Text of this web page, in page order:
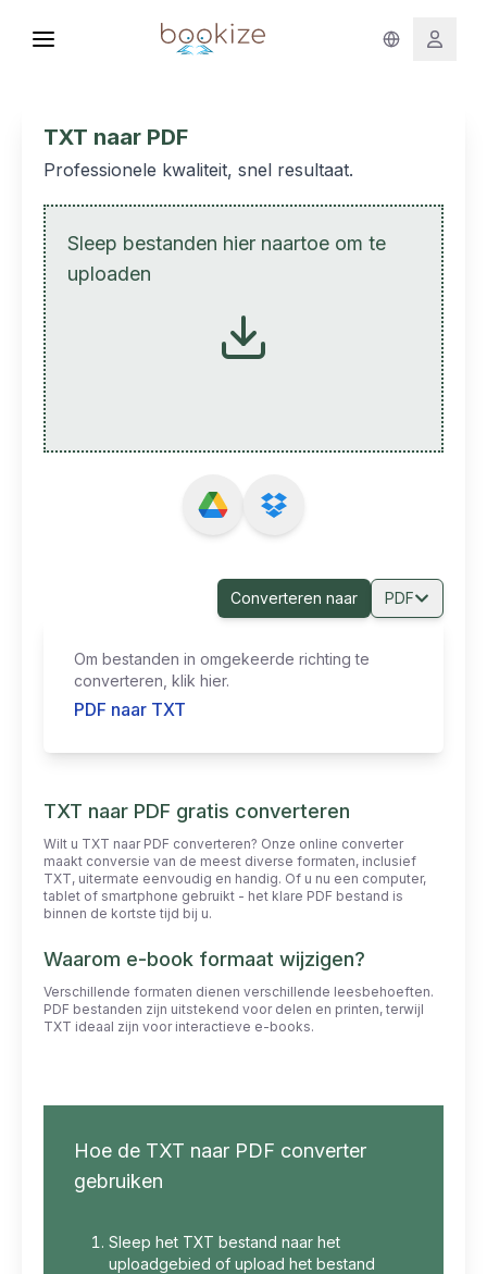
TXT naar PDF
Professionele kwaliteit, snel resultaat.
Sleep bestanden hier naartoe om te
uploaden
Converteren naar PDF
Om bestanden in omgekeerde richting te
converteren, klik hier.
PDF naar TXT
TXT naar PDF gratis converteren
Wilt u TXT naar PDF converteren? Onze online converter
maakt conversie van de meest diverse formaten, inclusief
TXT, uitermate eenvoudig en handig. Of u nu een computer,
tablet of smartphone gebruikt - het klare PDF bestand is
binnen de kortste tijd bij u.
Waarom e-book formaat wijzigen?
Verschillende formaten dienen verschillende leesbehoeften.
PDF bestanden zijn uitstekend voor delen en printen, terwijl
TXT ideaal zijn voor interactieve e-books.
Hoe de TXT naar PDF converter
gebruiken
Sleep het TXT bestand naar het
uploadgebied of upload het bestand